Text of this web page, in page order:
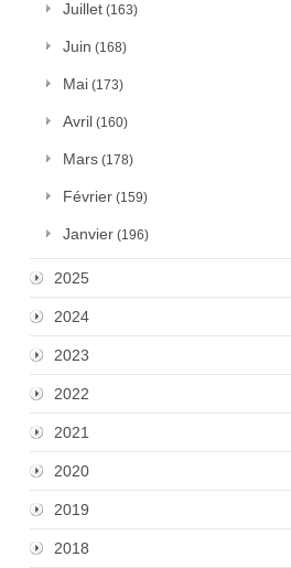
Juillet (163)
Juin (168)
Mai (173)
Avril (160)
Mars (178)
Février (159)
Janvier (196)
2025
2024
2023
2022
2021
2020
2019
2018